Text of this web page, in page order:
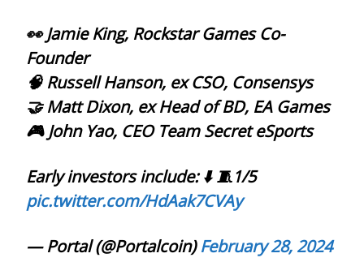
👀 Jamie King, Rockstar Games Co-
Founder
🧠 Russell Hanson, ex CSO, Consensys
🤝 Matt Dixon, ex Head of BD, EA Games
🎮 John Yao, CEO Team Secret eSports
Early investors include: ⬇️ 🧵1/5
pic.twitter.com/HdAak7CVAy
— Portal (@Portalcoin)February 28, 2024